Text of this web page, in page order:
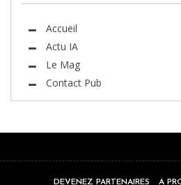
Accueil
Actu IA
Le Mag
Contact Pub
DEVENEZ PARTENAIRES A